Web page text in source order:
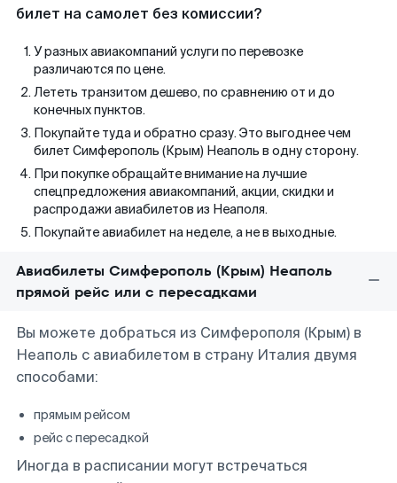
билет на самолет без комиссии?
У разных авиакомпаний услуги по перевозке
различаются по цене.
Лететь транзитом дешево, по сравнению от и до
конечных пунктов.
Покупайте туда и обратно сразу. Это выгоднее чем
билет Симферополь (Крым) Неаполь в одну сторону.
При покупке обращайте внимание на лучшие
спецпредложения авиакомпаний, акции, скидки и
распродажи авиабилетов из Неаполя.
Покупайте авиабилет на неделе, а не в выходные.
Авиабилеты Симферополь (Крым) Неаполь
прямой рейс или с пересадками
Вы можете добраться из Симферополя (Крым) в
Неаполь с авиабилетом в страну Италия двумя
способами:
прямым рейсом
рейс с пересадкой
Иногда в расписании могут встречаться